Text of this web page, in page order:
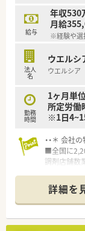
給与
年収530
月給
※経験や選
法人
名
ウエルシ
ウエルシ
勤務
時間
1ヶ月単
所定労働
※1日
・・＊ 会社の
■全国に
調剤店舗数
頑張り次第
■経験や勤
半スタート
■職種や職
修を用意さ
詳細を